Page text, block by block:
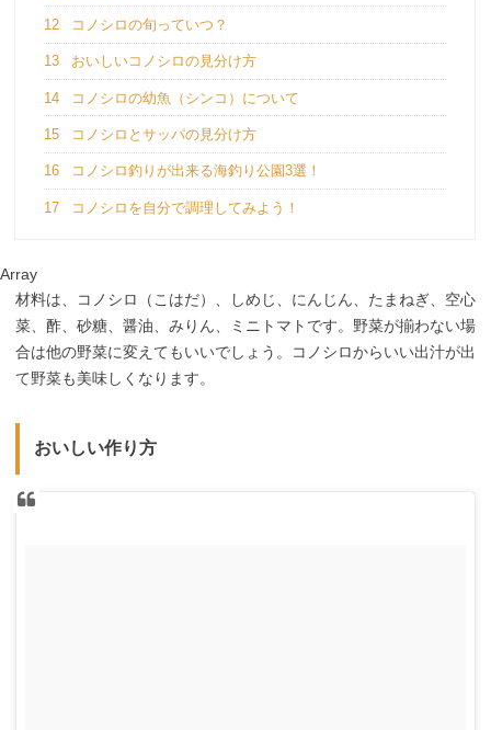
12 コノシロの旬っていつ？
13 おいしいコノシロの見分け方
14 コノシロの幼魚（シンコ）について
15 コノシロとサッパの見分け方
16 コノシロ釣りが出来る海釣り公園3選！
17 コノシロを自分で調理してみよう！
Array
材料は、コノシロ（こはだ）、しめじ、にんじん、たまねぎ、空心
菜、酢、砂糖、醤油、みりん、ミニトマトです。野菜が揃わない場
合は他の野菜に変えてもいいでしょう。コノシロからいい出汁が出
て野菜も美味しくなります。
おいしい作り方